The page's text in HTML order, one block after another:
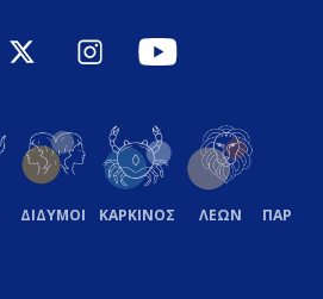
ΔΙΔΥΜΟΙ ΚΑΡΚΙΝΟΣ ΛΕΩΝ